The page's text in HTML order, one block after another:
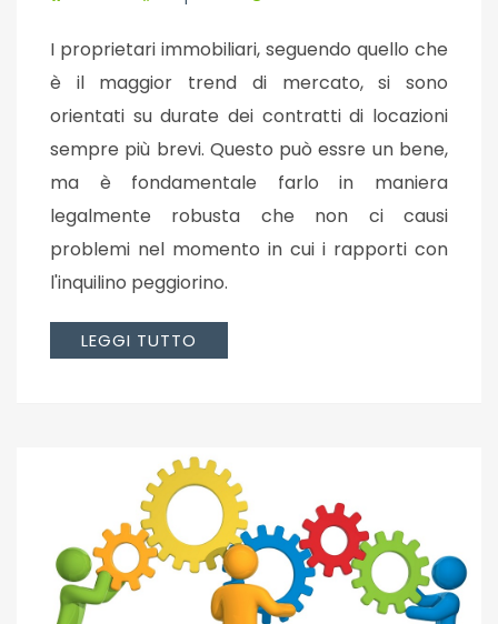
I proprietari immobiliari, seguendo quello che
è il maggior trend di mercato, si sono
orientati su durate dei contratti di locazioni
sempre più brevi. Questo può essre un bene,
ma è fondamentale farlo in maniera
legalmente robusta che non ci causi
problemi nel momento in cui i rapporti con
l'inquilino peggiorino.
LEGGI TUTTO